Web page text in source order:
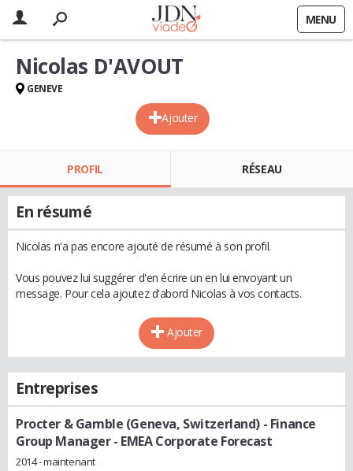
MENU
Ajouter
Nicolas D'AVOUT
GENEVE
PROFIL RÉSEAU
En résumé
Nicolas n'a pas encore ajouté de résumé à son profil.
Vous pouvez lui suggérer d'en écrire un en lui envoyant un
message. Pour cela ajoutez d'abord Nicolas à vos contacts.
Ajouter
Entreprises
Procter & Gamble (Geneva, Switzerland) - Finance
Group Manager - EMEA Corporate Forecast
2014 - maintenant